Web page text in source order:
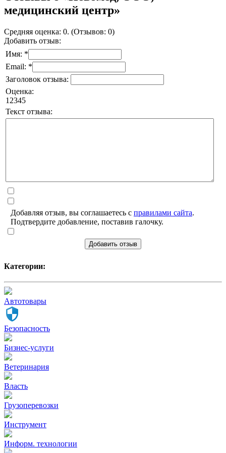
медицинский центр»
Средняя оценка: 0. (Отзывов: 0)
Добавить отзыв:
Имя: *
Email: *
Заголовок отзыва:
Оценка:
1 2345
Текст отзыва:
Добавляя отзыв, вы соглашаетесь с правилами сайта.
Подтвердите добавление, поставив галочку.
Добавить отзыв
Категории:
Автотовары
Безопасность
Бизнес-услуги
Ветеринария
Власть
Грузоперевозки
Инструмент
Информ. технологии